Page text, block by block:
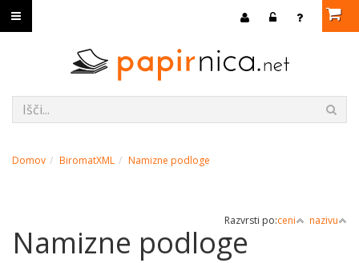
Domov BiromatXML Namizne podloge
Razvrsti po:ceni nazivu
Namizne podloge